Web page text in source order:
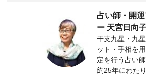
占い師・開
ー 天宮日向
干支九星・九
ット・手相を
定を行う占い
約25年にわた